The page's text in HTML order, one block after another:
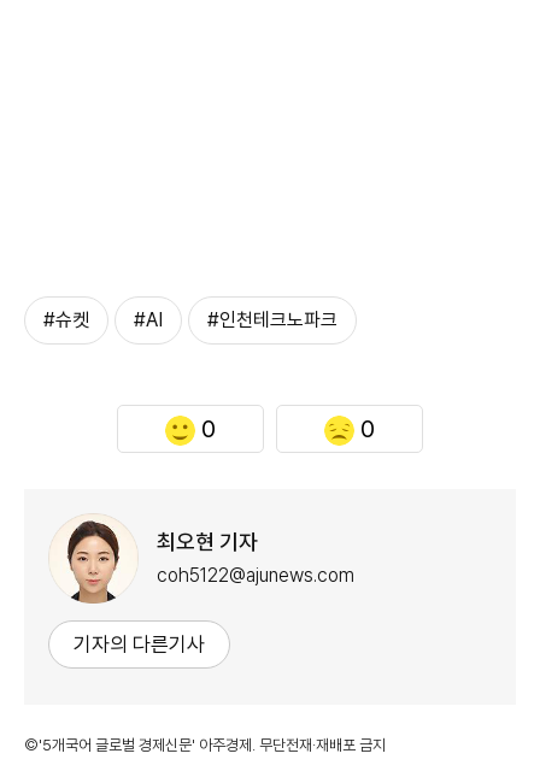
#슈켓 #AI #인천테크노파크
0 0
최오현 기자
coh5122@ajunews.com
기자의 다른기사
©'5개국어 글로벌 경제신문' 아주경제. 무단전재·재배포 금지